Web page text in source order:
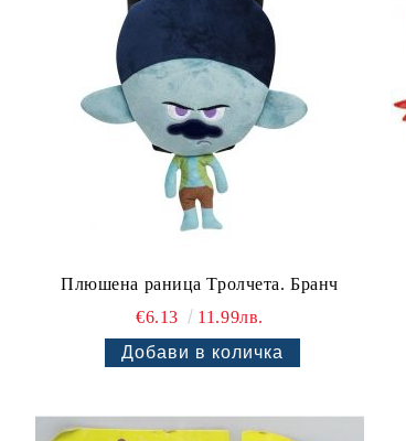
Плюшена раница Тролчета. Бранч
€6.13
11.99лв.